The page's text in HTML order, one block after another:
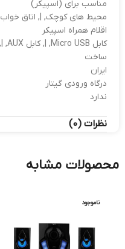
مناسب برای (اسپیکر)
محیط های کوچک, |, اتاق خواب
اقلام همراه اسپیکر
کابل Micro USB, |, کابل AUX, |, برگه راهنما
ساخت
ایران
درگاه ورودی گیتار
ندارد
نظرات (0)
محصولات مشابه
ناموجود